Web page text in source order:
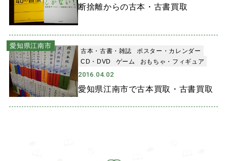
断捨離からの古本・古書買取
愛知県江南市
古本・古書・雑誌
ポスター・カレンダー
CD・DVD
ゲーム おもちゃ・フィギュア
2016.04.02
愛知県江南市で古本買取・古書買取